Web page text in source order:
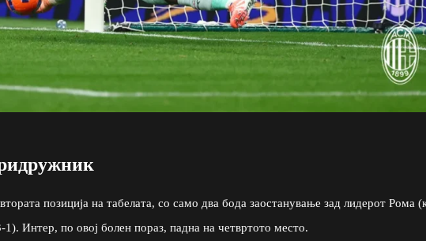
позиција на табелата, со само два бода заостанување зад лидерот Рома
Интер, по овој болен пораз, падна на четвртото место.